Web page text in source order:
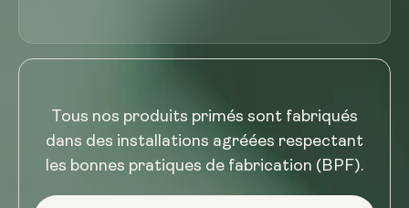
Tous nos produits primés sont fabriqués
dans des installations agréées respectant
les bonnes pratiques de fabrication (BPF).